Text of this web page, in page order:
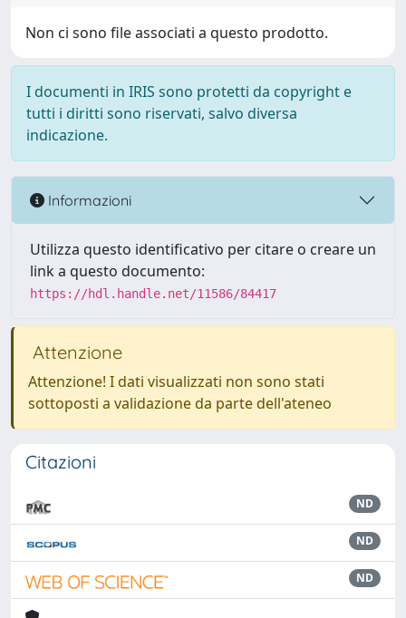
Non ci sono file associati a questo prodotto.
I documenti in IRIS sono protetti da copyright e
tutti i diritti sono riservati, salvo diversa
indicazione.
Informazioni
Utilizza questo identificativo per citare o creare un
link a questo documento:
https://hdl.handle.net/11586/84417
Attenzione
Attenzione! I dati visualizzati non sono stati
sottoposti a validazione da parte dell'ateneo
Citazioni
ND
ND
ND